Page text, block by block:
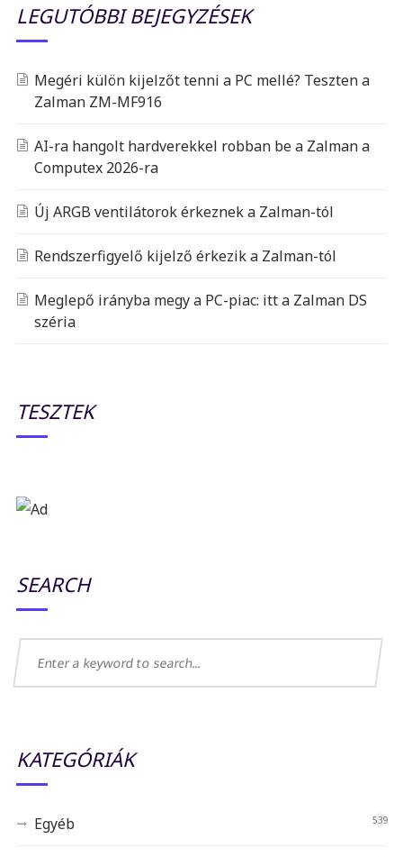
LEGUTÓBBI BEJEGYZÉSEK
Megéri külön kijelzőt tenni a PC mellé? Teszten a
Zalman ZM-MF916
AI-ra hangolt hardverekkel robban be a Zalman a
Computex 2026-ra
Új ARGB ventilátorok érkeznek a Zalman-tól
Rendszerfigyelő kijelző érkezik a Zalman-tól
Meglepő irányba megy a PC-piac: itt a Zalman DS
széria
TESZTEK
SEARCH
KATEGÓRIÁK
Egyéb 539